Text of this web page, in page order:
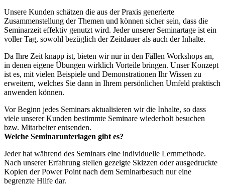
Unsere Kunden schätzen die aus der Praxis generierte
Zusammenstellung der Themen und können sicher sein, dass die
Seminarzeit effektiv genutzt wird. Jeder unserer Seminartage ist ein
voller Tag, sowohl bezüglich der Zeitdauer als auch der Inhalte.
Da Ihre Zeit knapp ist, bieten wir nur in den Fällen Workshops an,
in denen eigene Übungen wirklich Vorteile bringen. Unser Konzept
ist es, mit vielen Beispiele und Demonstrationen Ihr Wissen zu
erweitern, welches Sie dann in Ihrem persönlichen Umfeld praktisch
anwenden können.
Vor Beginn jedes Seminars aktualisieren wir die Inhalte, so dass
viele unserer Kunden bestimmte Seminare wiederholt besuchen
bzw. Mitarbeiter entsenden.
Welche Seminarunterlagen gibt es?
Jeder hat während des Seminars eine individuelle Lernmethode.
Nach unserer Erfahrung stellen gezeigte Skizzen oder ausgedruckte
Kopien der Power Point nach dem Seminarbesuch nur eine
begrenzte Hilfe dar.